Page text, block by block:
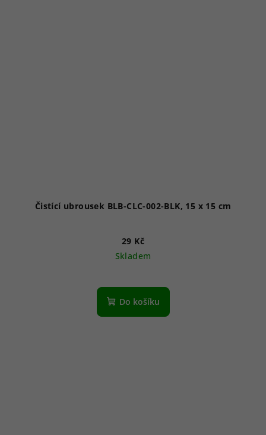
Čistící ubrousek BLB-CLC-002-BLK, 15 x 15 cm
29 Kč
Skladem
Do košíku